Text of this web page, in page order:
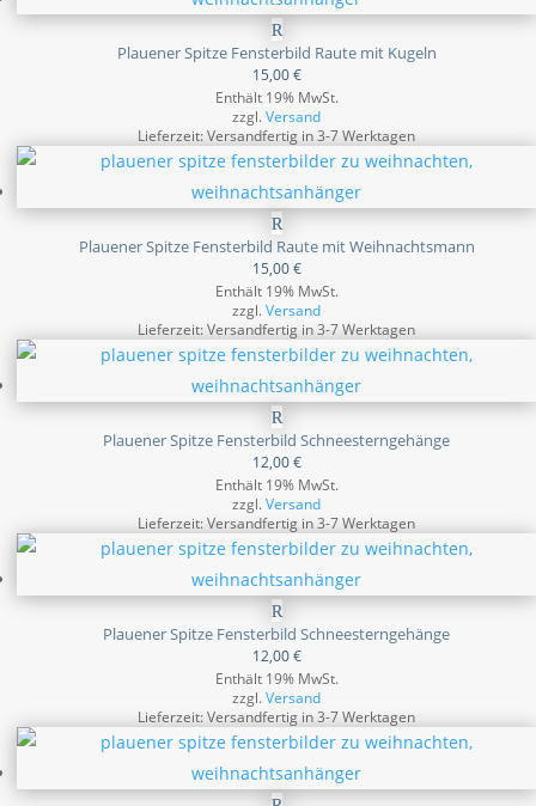
Plauener Spitze Fensterbild Raute mit Kugeln
15,00€
Enthält 19% MwSt.
zzgl.Versand
Lieferzeit: Versandfertig in 3-7 Werktagen
Plauener Spitze Fensterbild Raute mit Weihnachtsmann
15,00€
Enthält 19% MwSt.
zzgl.Versand
Lieferzeit: Versandfertig in 3-7 Werktagen
Plauener Spitze Fensterbild Schneesterngehänge
12,00€
Enthält 19% MwSt.
zzgl.Versand
Lieferzeit: Versandfertig in 3-7 Werktagen
Plauener Spitze Fensterbild Schneesterngehänge
12,00€
Enthält 19% MwSt.
zzgl.Versand
Lieferzeit: Versandfertig in 3-7 Werktagen